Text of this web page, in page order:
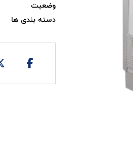
وضعیت
دسته بندی ها